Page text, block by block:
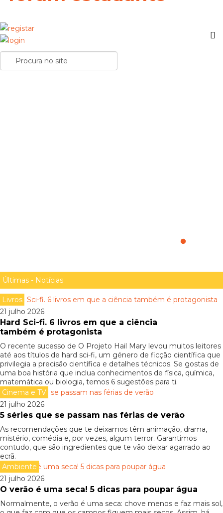
Últimas - Notícias
Livros
21 julho 2026
Hard Sci-fi. 6 livros em que a ciência
também é protagonista
O recente sucesso de O Projeto Hail Mary levou muitos leitores
até aos títulos de hard sci-fi, um género de ficção científica que
privilegia a precisão científica e detalhes técnicos. Se gostas de
uma boa história que inclua conhecimentos de física, química,
matemática ou biologia, temos 6 sugestões para ti.
Cinema e TV
21 julho 2026
5 séries que se passam nas férias de verão
As recomendações que te deixamos têm animação, drama,
mistério, comédia e, por vezes, algum terror. Garantimos
contudo, que são ingredientes que te vão deixar agarrado ao
ecrã.
Ambiente
21 julho 2026
O verão é uma seca! 5 dicas para poupar água
Normalmente, o verão é uma seca: chove menos e faz mais sol,